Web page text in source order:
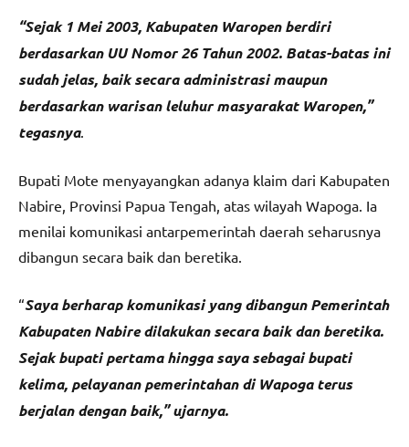
“Sejak 1 Mei 2003, Kabupaten Waropen berdiri
berdasarkan UU Nomor 26 Tahun 2002. Batas-batas ini
sudah jelas, baik secara administrasi maupun
berdasarkan warisan leluhur masyarakat Waropen,”
tegasnya.
Bupati Mote menyayangkan adanya klaim dari Kabupaten
Nabire, Provinsi Papua Tengah, atas wilayah Wapoga. Ia
menilai komunikasi antarpemerintah daerah seharusnya
dibangun secara baik dan beretika.
“Saya berharap komunikasi yang dibangun Pemerintah
Kabupaten Nabire dilakukan secara baik dan beretika.
Sejak bupati pertama hingga saya sebagai bupati
kelima, pelayanan pemerintahan di Wapoga terus
berjalan dengan baik,” ujarnya.